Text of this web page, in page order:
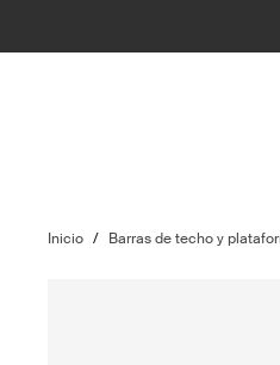
Inicio / Barras de techo y